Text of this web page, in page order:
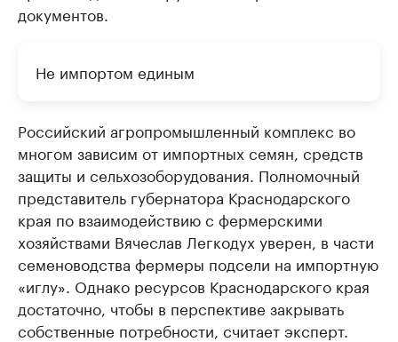
документов.
Не импортом единым
Российский агропромышленный комплекс во
многом зависим от импортных семян, средств
защиты и сельхозоборудования. Полномочный
представитель губернатора Краснодарского
края по взаимодействию с фермерскими
хозяйствами Вячеслав Легкодух уверен, в части
семеноводства фермеры подсели на импортную
«иглу». Однако ресурсов Краснодарского края
достаточно, чтобы в перспективе закрывать
собственные потребности, считает эксперт.